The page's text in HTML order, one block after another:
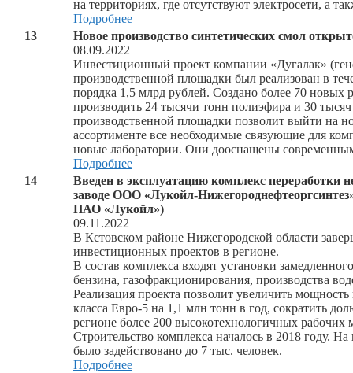
на территориях, где отсутствуют электросети, а
Подробнее
13
Новое производство синтетических смол
08.09.2022
Инвестиционный проект компании «Дугалак»
производственной площадки был реализован в
порядка 1,5 млрд рублей. Создано более 70 новых
производить 24 тысячи тонн полиэфира и 30
производственной площадки позволит выйти на
ассортименте все необходимые связующие для
новые лаборатории. Они дооснащены
Подробнее
14
Введен в эксплуатацию комплекс
заводе ООО «Лукойл-
ПАО «Лукойл»)
09.11.2022
В Кстовском районе Нижегородской области
инвестиционных проектов в регионе.
В состав комплекса входят установки
бензина, газофракционирования, производства
Реализация проекта позволит увеличить
класса Евро-5 на 1,1 млн тонн в год, сократить
регионе более 200 высокотехнологичных рабочих
Строительство комплекса началось в 2018 году.
было задействовано до 7 тыс. человек.
Подробнее